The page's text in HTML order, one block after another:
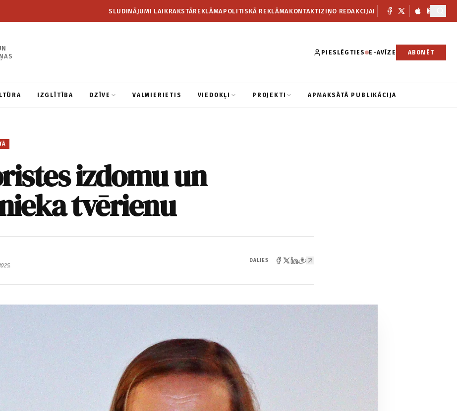
SLUDINĀJUMI LAIKRAKSTĀREKLĀMAPOLITISKĀ REKLĀMAKONTAKTIZIŅO REDAKCIJAI
PIESLĒGTIES E-AVĪZE ABONĒT
IZGLĪTĪBA DZĪVE VALMIERIETIS VIEDOKĻI PROJEKTI APMAKSĀTĀ PUBLIKĀCIJA
izdomu un
tvērienu
DALIES